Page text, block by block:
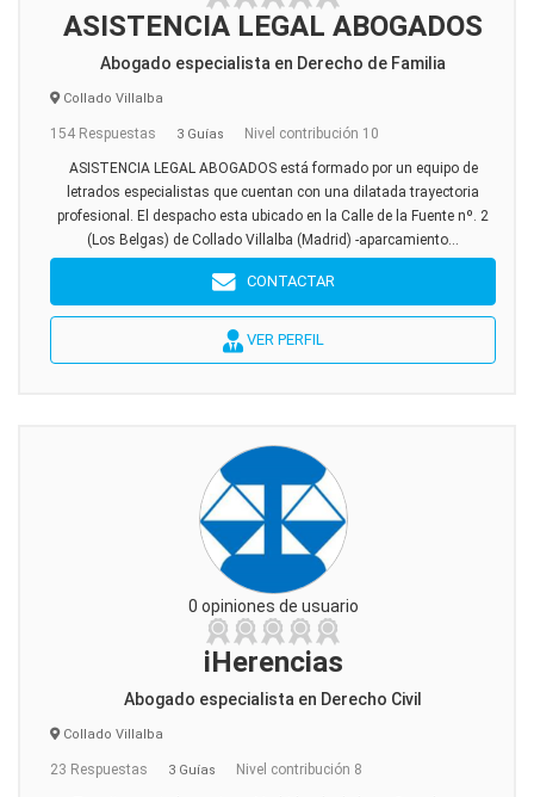
ASISTENCIA LEGAL ABOGADOS
Abogado especialista en Derecho de Familia
Collado Villalba
154 Respuestas 3 Guías Nivel contribución 10
ASISTENCIA LEGAL ABOGADOS está formado por un equipo de
letrados especialistas que cuentan con una dilatada trayectoria
profesional. El despacho esta ubicado en la Calle de la Fuente nº. 2
(Los Belgas) de Collado Villalba (Madrid) -aparcamiento...
CONTACTAR
VER PERFIL
0 opiniones de usuario
iHerencias
Abogado especialista en Derecho Civil
Collado Villalba
23 Respuestas 3 Guías Nivel contribución 8